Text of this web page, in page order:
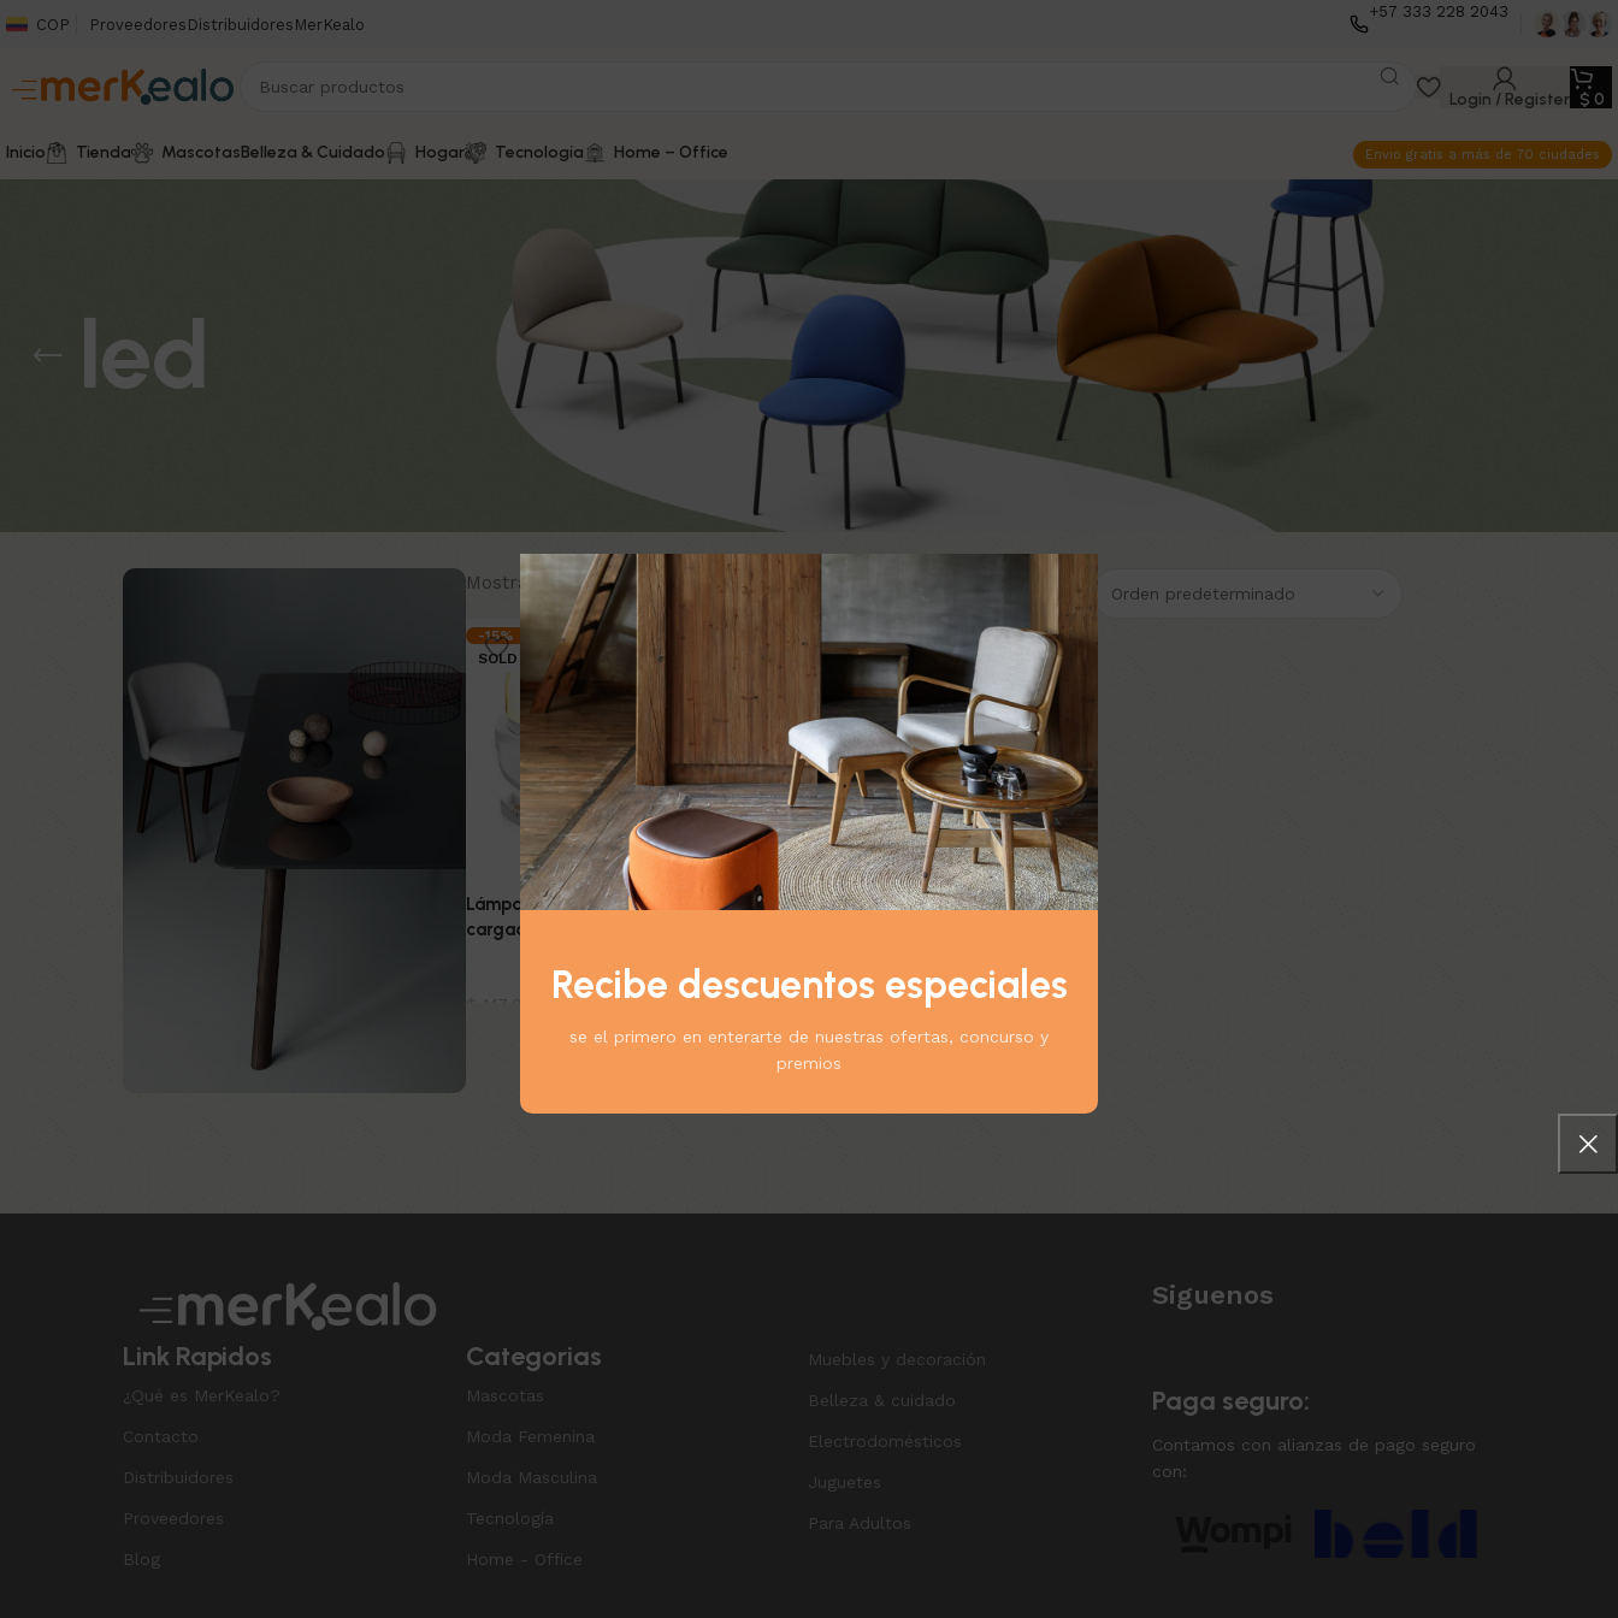
Recibe descuentos especiales
se el primero en enterarte de nuestras ofertas, concurso y
premios
COP Proveedores Distribuidores MerKealo
+57 333 228 2043
Login / Register $ 0
Inicio Tienda MascotasBelleza & Cuidado Hogar Tecnología Home – Office Envio gratis a más de 70 ciudades
led
Mostrando el único resultado
-15%
SOLD OUT
Lámpara nocturna con
cargador inalambrico
Iluminación,Tecnología
$ 124.900
Link Rapidos
¿Qué es MerKealo?
Contacto
Distribuidores
Proveedores
Blog
Categorias
Mascotas
Moda Femenina
Moda Masculina
Tecnología
Home - Office
Muebles y decoración
Belleza & cuidado
Electrodomésticos
Juguetes
Para Adultos
Siguenos
Paga seguro:
Contamos con alianzas de pago seguro
con: